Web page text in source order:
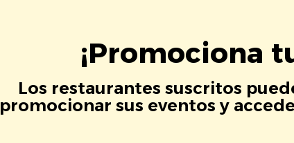
¡Promociona
Los restaurantes suscritos
promocionar sus eventos y